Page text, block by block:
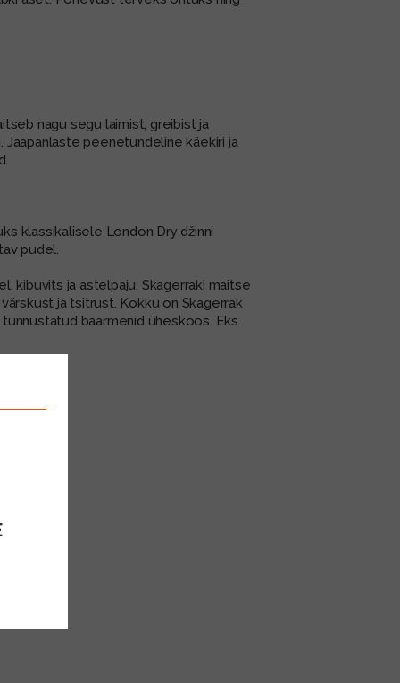
nagu segu laimist, greibist ja
Jaapanlaste peenetundeline käekiri ja
klassikalisele London Dry džinni
pudel.
kibuvits ja astelpaju. Skagerraki maitse
ja tsitrust.​ Kokku on Skagerrak
baarmenid üheskoos. Eks